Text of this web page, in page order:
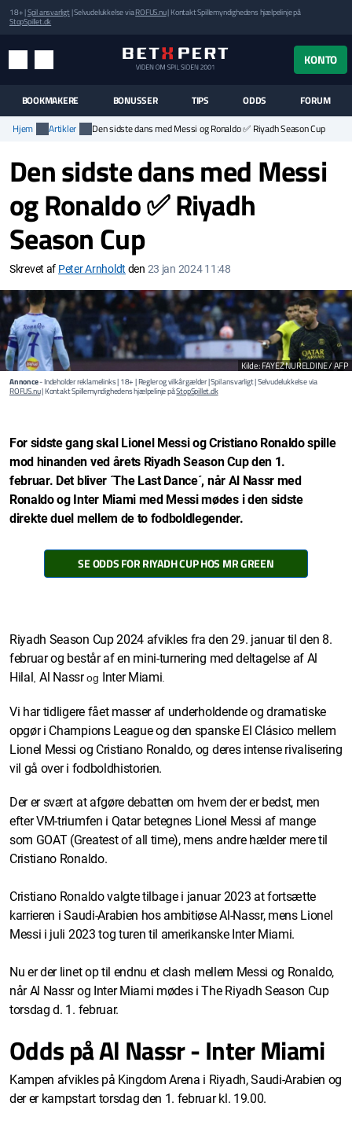
18+ |Spil ansvarligt| Selvudelukkelse viaROFUS.nu| Kontakt Spillemyndighedens hjælpelinje på
StopSpillet.dk
KONTO
MENUEN
BOOKMAKERE BONUSSER TIPS ODDS
FORUM
Hjem
Artikler Den sidste dans med Messi og Ronaldo ✅ Riyadh Season Cup
Den sidste dans med Messi
og Ronaldo ✅ Riyadh
Season Cup
Skrevet af Peter Arnholdt den 23 jan 2024 11:48
Kilde: FAYEZ NURELDINE / AFP
Annonce- Indeholder reklamelinks | 18+ | Regler og vilkår gælder | Spil ansvarligt | Selvudelukkelse via
ROFUS.nu| Kontakt Spillemyndighedens hjælpelinje påStopSpillet.dk
For sidste gang skal Lionel Messi og Cristiano Ronaldo spille
mod hinanden ved årets Riyadh Season Cup den 1.
februar. Det bliver ´The Last Dance´, når Al Nassr med
Ronaldo og Inter Miami med Messi mødes i den sidste
direkte duel mellem de to fodboldlegender.
SE ODDS FOR RIYADH CUP HOS MR GREEN
Riyadh Season Cup 2024 afvikles fra den 29. januar til den 8.
februar og består af en mini-turnering med deltagelse af Al
Hilal Al Nassr og Inter Miami
Vi har tidligere fået masser af underholdende og dramatiske
opgør i Champions League og den spanske El Clásico mellem
Lionel Messi og Cristiano Ronaldo, og deres intense rivalisering
vil gå over i fodboldhistorien.
Der er svært at afgøre debatten om hvem der er bedst, men
efter VM-triumfen i Qatar betegnes Lionel Messi af mange
som GOAT (Greatest of all time), mens andre hælder mere til
Cristiano Ronaldo.
Cristiano Ronaldo valgte tilbage i januar 2023 at fortsætte
karrieren i Saudi-Arabien hos ambitiøse Al-Nassr, mens Lionel
Messi i juli 2023 tog turen til amerikanske Inter Miami.
Nu er der linet op til endnu et clash mellem Messi og Ronaldo,
når Al Nassr og Inter Miami mødes i The Riyadh Season Cup
torsdag d. 1. februar.
Odds på Al Nassr - Inter Miami
Kampen afvikles på Kingdom Arena i Riyadh, Saudi-Arabien og
der er kampstart torsdag den 1. februar kl. 19.00.